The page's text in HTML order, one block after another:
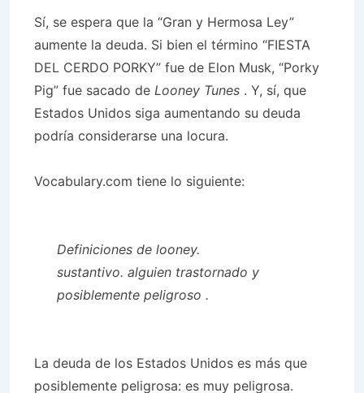
Sí, se espera que la “Gran y Hermosa Ley”
aumente la deuda. Si bien el término “FIESTA
DEL CERDO PORKY” fue de Elon Musk, “Porky
Pig” fue sacado de Looney Tunes . Y, sí, que
Estados Unidos siga aumentando su deuda
podría considerarse una locura.
Vocabulary.com tiene lo siguiente:
Definiciones de looney.
sustantivo. alguien trastornado y
posiblemente peligroso .
La deuda de los Estados Unidos es más que
posiblemente peligrosa: es muy peligrosa.